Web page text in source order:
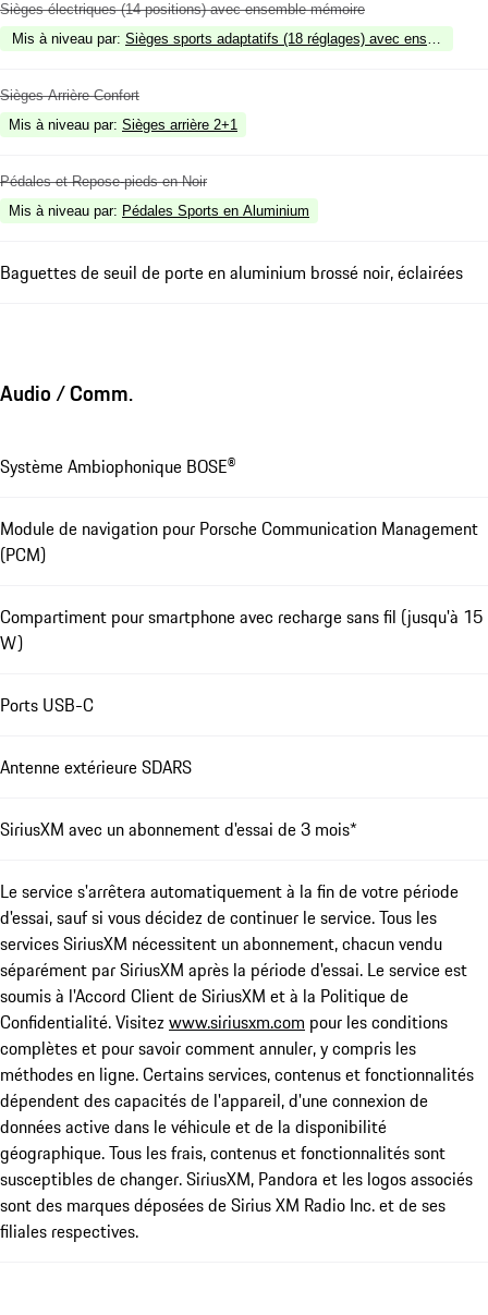
Sièges électriques (14 positions) avec ensemble mémoire
Mis à niveau par: Sièges sports adaptatifs (18 réglages) avec ensemble
Sièges Arrière Confort
Mis à niveau par: Sièges arrière 2+1
Pédales et Repose-pieds en Noir
Mis à niveau par: Pédales Sports en Aluminium
Baguettes de seuil de porte en aluminium brossé noir, éclairées
Audio / Comm.
Système Ambiophonique BOSE®
Module de navigation pour Porsche Communication Management
(PCM)
Compartiment pour smartphone avec recharge sans fil (jusqu'à 15
W)
Ports USB-C
Antenne extérieure SDARS
SiriusXM avec un abonnement d'essai de 3 mois*
Le service s'arrêtera automatiquement à la fin de votre période
d'essai, sauf si vous décidez de continuer le service. Tous les
services SiriusXM nécessitent un abonnement, chacun vendu
séparément par SiriusXM après la période d'essai. Le service est
soumis à l'Accord Client de SiriusXM et à la Politique de
Confidentialité. Visitezwww.siriusxm.com pour les conditions
complètes et pour savoir comment annuler, y compris les
méthodes en ligne. Certains services, contenus et fonctionnalités
dépendent des capacités de l'appareil, d'une connexion de
données active dans le véhicule et de la disponibilité
géographique. Tous les frais, contenus et fonctionnalités sont
susceptibles de changer. SiriusXM, Pandora et les logos associés
sont des marques déposées de Sirius XM Radio Inc. et de ses
filiales respectives.